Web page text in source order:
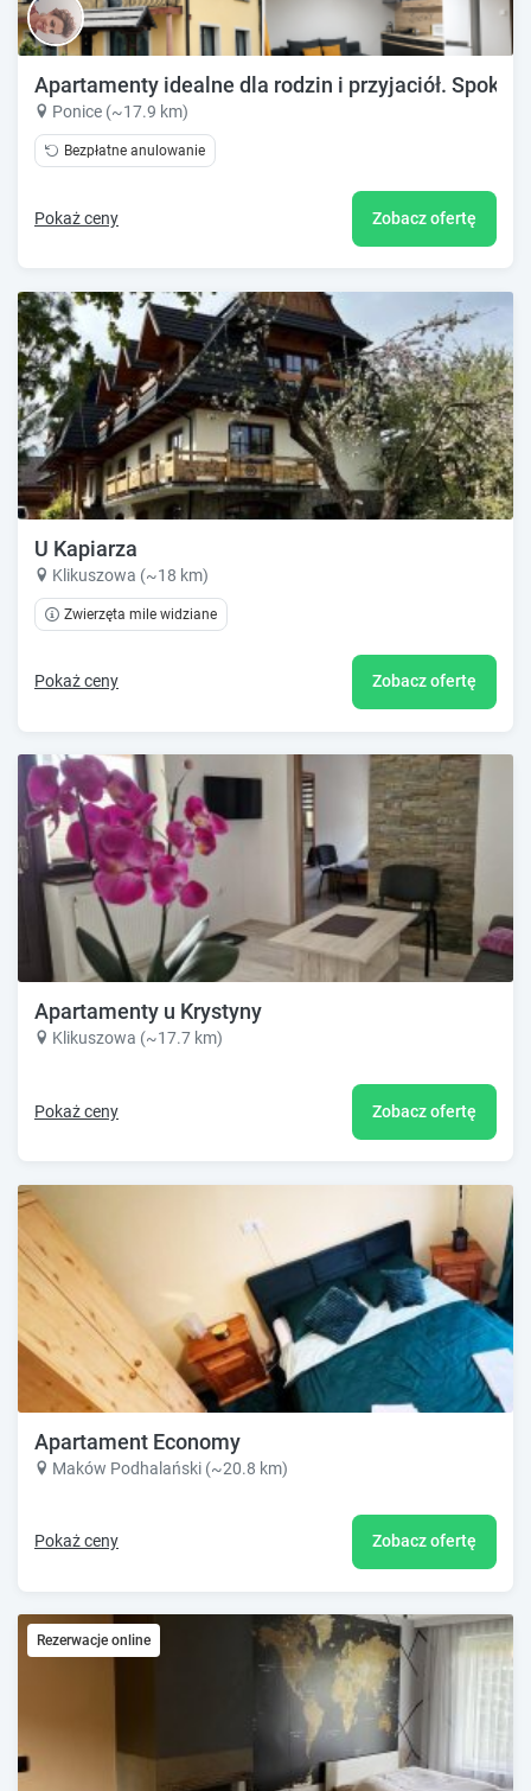
Apartamenty idealne dla rodzin i przyjaciół.
Ponice (~17.9 km)
Bezpłatne anulowanie
Pokaż ceny Zobacz ofertę
U Kapiarza
Klikuszowa (~18 km)
Zwierzęta mile widziane
Pokaż ceny Zobacz ofertę
Apartamenty u Krystyny
Klikuszowa (~17.7 km)
Pokaż ceny Zobacz ofertę
Apartament Economy
Maków Podhalański (~20.8 km)
Pokaż ceny Zobacz ofertę
Rezerwacje online